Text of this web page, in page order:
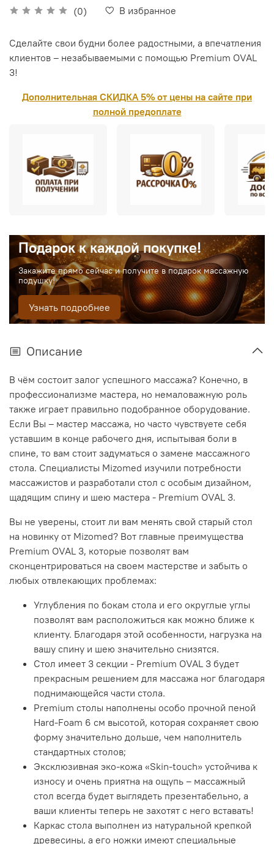
(0) В избранное
Сделайте свои будни более радостными, а впечатления
клиентов – незабываемыми с помощью Premium OVAL
3!
Дополнительная СКИДКА 5% от цены на сайте при
полной предоплате
Подарок к каждой покупке!
Закажите прямо сейчас и получите в подарок массажную
подушку!
Узнать подробнее
Описание
В чём состоит залог успешного массажа? Конечно, в
профессионализме мастера, но немаловажную роль
также играет правильно подобранное оборудование.
Если Вы – мастер массажа, но часто чувствуете себя
уставшим в конце рабочего дня, испытывая боли в
спине, то вам стоит задуматься о замене массажного
стола. Специалисты Mizomed изучили потребности
массажистов и разработали стол с особым дизайном,
щадящим спину и шею мастера - Premium OVAL 3.
Вы не уверены, стоит ли вам менять свой старый стол
на новинку от Mizomed? Вот главные преимущества
Premium OVAL 3, которые позволят вам
сконцентрироваться на своем мастерстве и забыть о
любых отвлекающих проблемах:
Углубления по бокам стола и его округлые углы
позволят вам расположиться как можно ближе к
клиенту. Благодаря этой особенности, нагрузка на
вашу спину и шею значительно снизятся.
Стол имеет 3 секции - Premium OVAL 3 будет
прекрасным решением для массажа ног благодаря
поднимающейся части стола.
Premium столы наполнены особо прочной пеной
Hard-Foam 6 см высотой, которая сохраняет свою
форму значительно дольше, чем наполнитель
стандартных столов;
Эксклюзивная эко-кожа «Skin-touch» устойчива к
износу и очень приятна на ощупь – массажный
стол всегда будет выглядеть презентабельно, а
ваши клиенты теперь не захотят с него вставать!
Каркас стола выполнен из натуральной крепкой
древесины, а его ножки имеют специальные